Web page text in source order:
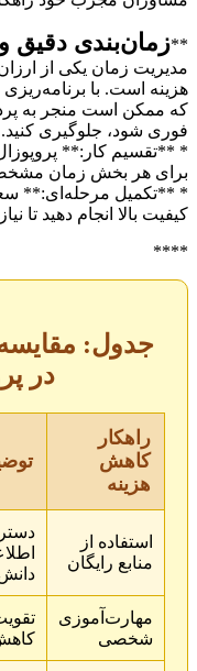
**زمان‌بندی دقیق
مدیریت زمان یکی از
هزینه است. با
که ممکن است منجر به
فوری شود، جلوگیری کنید.
* **تقسیم کار:**
برای هر بخش زمان
* **تکمیل مرحله‌ای:**
کیفیت بالا انجام دهید تا
****
جدول:
در
راهکار
کاهش
هزینه
استفاده از
منابع رایگان
دانش
مهارت‌آموزی
شخصی